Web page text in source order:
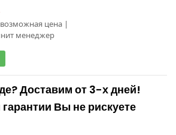
цена |
менеджер
Доставим от 3-х дней!
Вы не рискуете